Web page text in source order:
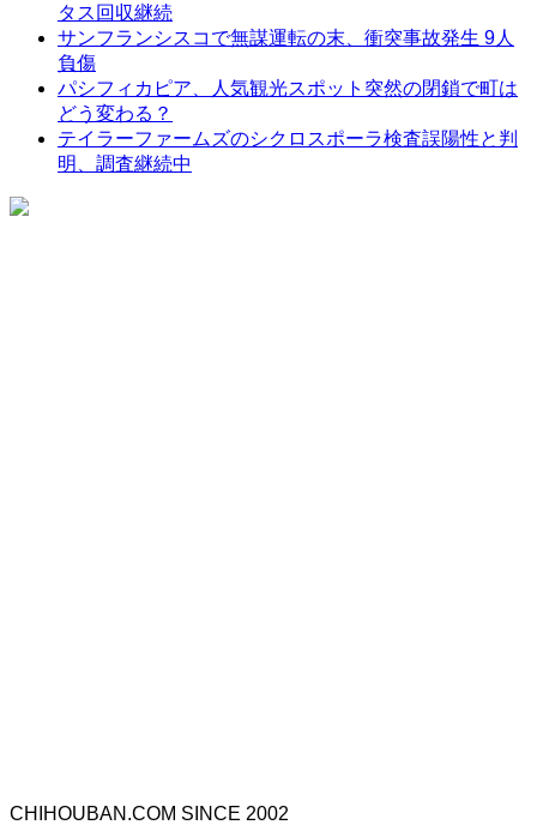
タス回収継続
サンフランシスコで無謀運転の末、衝突事故発生 9人
負傷
パシフィカピア、人気観光スポット突然の閉鎖で町は
どう変わる？
テイラーファームズのシクロスポーラ検査誤陽性と判
明、調査継続中
CHIHOUBAN.COM SINCE 2002